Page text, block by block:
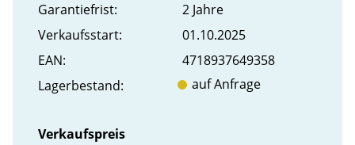
Garantiefrist:
2 Jahre
Verkaufs­start:
01.10.2025
EAN:
4718937649358
Lager­bestand:
auf Anfrage
Verkaufspreis